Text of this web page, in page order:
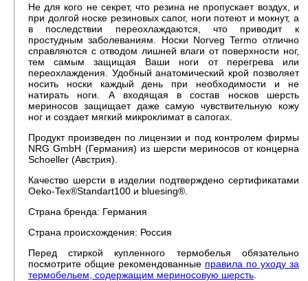
Не для кого не секрет, что резина не пропускает воздух, и
при долгой носке резиновых сапог, ноги потеют и мокнут, а
в последствии переохлаждаются, что приводит к
простудным заболеваниям. Носки Norveg Termo отлично
справляются с отводом лишней влаги от поверхности ног,
тем самым защищая Ваши ноги от перегрева или
переохлаждения. Удобный анатомический крой позволяет
носить носки каждый день при необходимости и не
натирать ноги. А входящая в состав носков шерсть
мериносов защищает даже самую чувствительную кожу
ног и создает мягкий микроклимат в сапогах.
Продукт произведен по лицензии и под контролем фирмы
NRG GmbH (Германия) из шерсти мериносов от концерна
Schoeller (Австрия).
Качество шерсти в изделии подтверждено сертификатами
Oeko-Tex®Standart100 и bluesing®.
Страна бренда: Германия
Страна происхождения: Россия
Перед стиркой купленного термобелья обязательно
посмотрите общие рекомендованные правила по уходу за
термобельем, содержащим мериносовую шерсть